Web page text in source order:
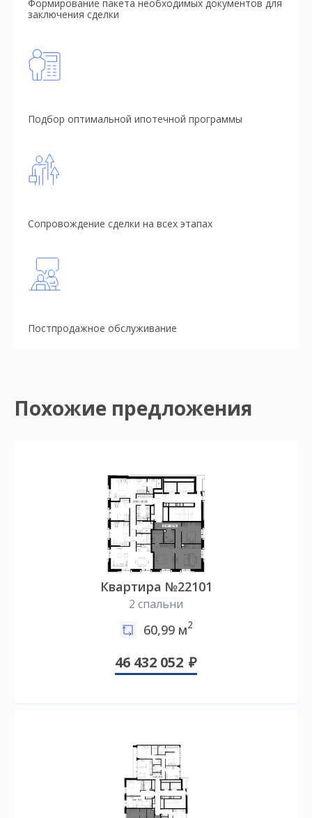
Формирование пакета необходимых документов для
заключения сделки
Подбор оптимальной ипотечной программы
Сопровождение сделки на всех этапах
Постпродажное обслуживание
Похожие предложения
Квартира №22101
2 спальни
60,99 м2
46 432 052